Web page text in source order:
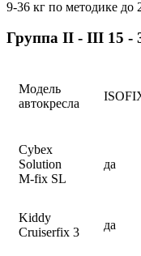
9-36 кг по методике до
Группа II - III 15 -
Модель
автокресла
Cybex
Solution
M-fix SL
да
Kiddy
Cruiserfix 3
да